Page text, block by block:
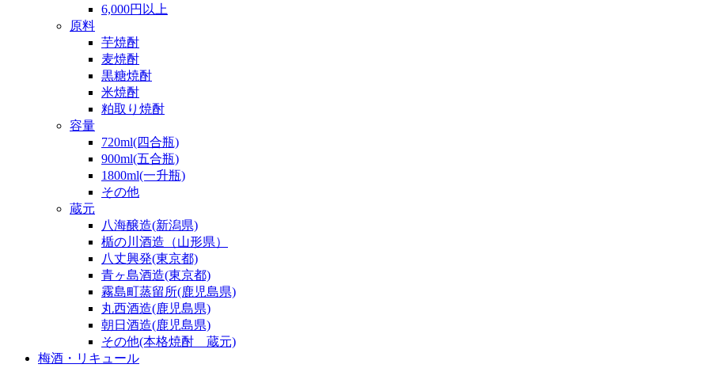
6,000円以上
原料
芋焼酎
麦焼酎
黒糖焼酎
米焼酎
粕取り焼酎
容量
720ml(四合瓶)
900ml(五合瓶)
1800ml(一升瓶)
その他
蔵元
八海醸造(新潟県)
楯の川酒造（山形県）
八丈興発(東京都)
青ヶ島酒造(東京都)
霧島町蒸留所(鹿児島県)
丸西酒造(鹿児島県)
朝日酒造(鹿児島県)
その他(本格焼酎 蔵元)
梅酒・リキュール